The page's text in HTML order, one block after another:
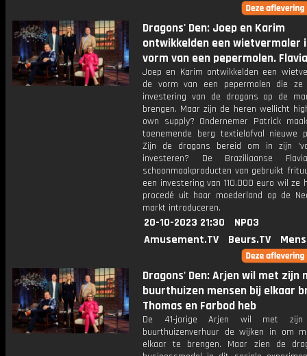
Dragons' Den: Joep en Karim
ontwikkelden een wietvermaler
vorm van een pepermolen.
Joep en Karim ontwikkelden een
de vorm van een pepermolen die
investering van de dragons op de
brengen. Maar zijn de heren wellicht
own supply? Ondernemer Patrick
toenemende berg textielafval nieuwe
Zijn de dragons bereid om in zijn
investeren? De Braziliaanse
schoonmaakproducten van gebruikt
een investering van 110.000 euro wil ze
procedé uit haar moederland op de
markt introduceren.
20-10-2023 21:30
NPO3
Amusement.TV
Beurs.TV
Dragons' Den: Arjen wil met zijn
buurthuizen mensen bij elkaar
Thomas en Farbod heb
De 41-jarige Arjen wil met zijn
buurthuizenverhuur de wijken in om
elkaar te brengen. Maar zien de